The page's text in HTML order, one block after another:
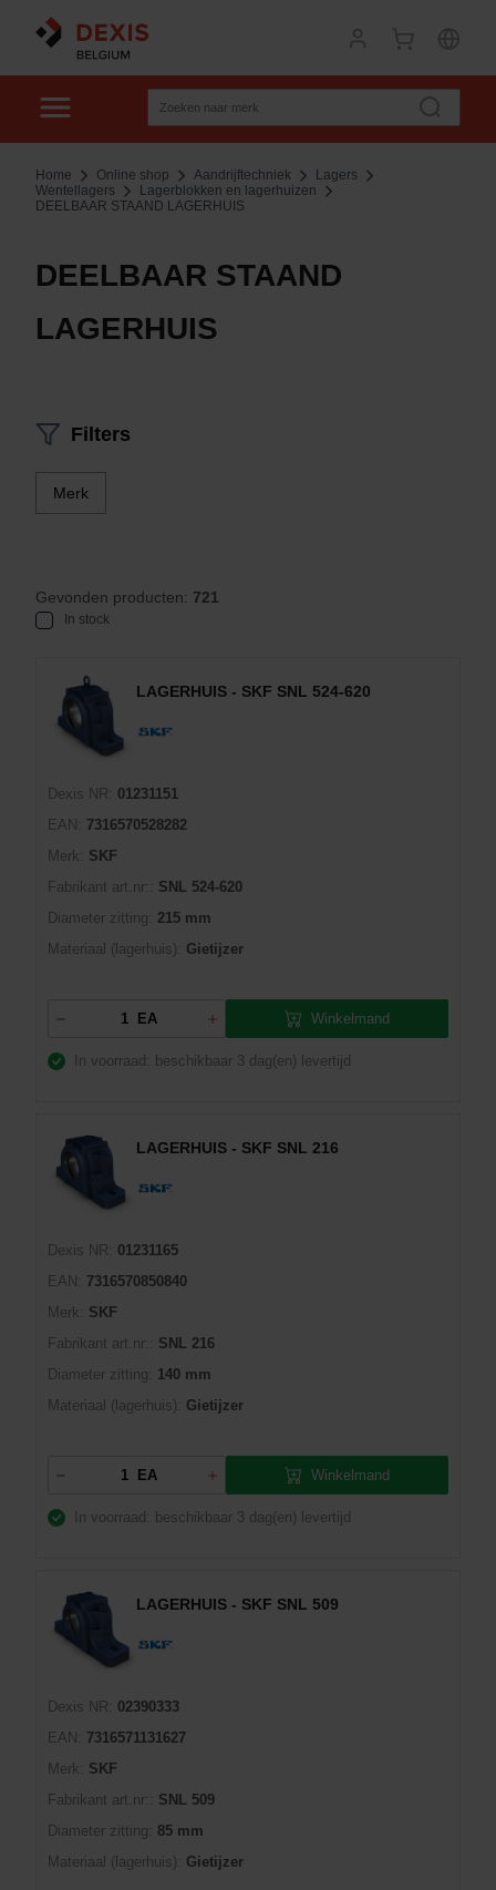
Home Online shop Aandrijftechniek
Lagers
Wentellagers
Lagerblokken en lagerhuizen
DEELBAAR STAAND LAGERHUIS
DEELBAAR STAAND
LAGERHUIS
Filters
Merk
Gevonden producten: 721
In stock
LAGERHUIS - SKF SNL 524-620
Dexis NR:
01231151
EAN:
7316570528282
Merk:
SKF
Fabrikant art.nr::
SNL 524-620
Diameter zitting: 215 mm
Materiaal (lagerhuis):
Gietijzer
EA Winkelmand
In voorraad: beschikbaar 3 dag(en) levertijd
LAGERHUIS - SKF SNL 216
Dexis NR:
01231165
EAN:
7316570850840
Merk:
SKF
Fabrikant art.nr::
SNL 216
Diameter zitting:
140 mm
Materiaal (lagerhuis):
Gietijzer
EA Winkelmand
In voorraad: beschikbaar 3 dag(en) levertijd
LAGERHUIS - SKF SNL 509
Dexis NR:
02390333
EAN:
7316571131627
Merk:
SKF
Fabrikant art.nr::
SNL 509
Diameter zitting:
85 mm
Materiaal (lagerhuis):
Gietijzer